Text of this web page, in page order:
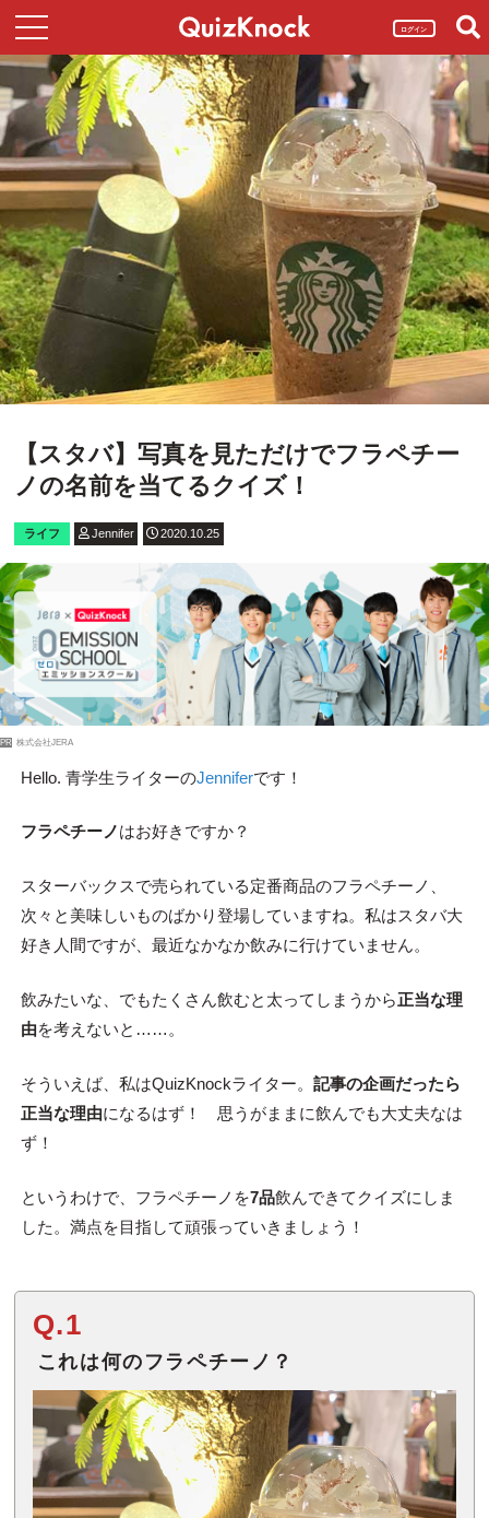
ログイン
【スタバ】写真を見ただけでフラペチー
ノの名前を当てるクイズ！
ライフ Jennifer 2020.10.25
PR 株式会社JERA
Hello. 青学生ライターのJenniferです！
フラペチーノはお好きですか？
スターバックスで売られている定番商品のフラペチーノ、
次々と美味しいものばかり登場していますね。私はスタバ大
好き人間ですが、最近なかなか飲みに行けていません。
飲みたいな、でもたくさん飲むと太ってしまうから正当な理
由を考えないと……。
そういえば、私はQuizKnockライター。 記事の企画だったら
正当な理由になるはず！ 思うがままに飲んでも大丈夫なは
ず！
というわけで、フラペチーノを7品飲んできてクイズにしま
した。満点を目指して頑張っていきましょう！
Q.1
これは何のフラペチーノ？